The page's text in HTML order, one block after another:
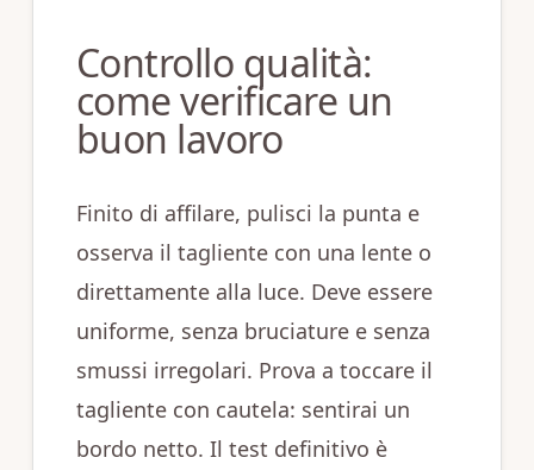
Controllo qualità:
come verificare un
buon lavoro
Finito di affilare, pulisci la punta e
osserva il tagliente con una lente o
direttamente alla luce. Deve essere
uniforme, senza bruciature e senza
smussi irregolari. Prova a toccare il
tagliente con cautela: sentirai un
bordo netto. Il test definitivo è